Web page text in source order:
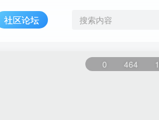
社区论坛
0 464